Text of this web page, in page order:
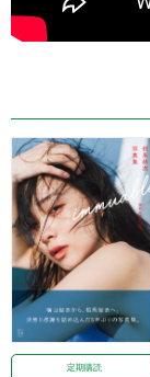
定期購読